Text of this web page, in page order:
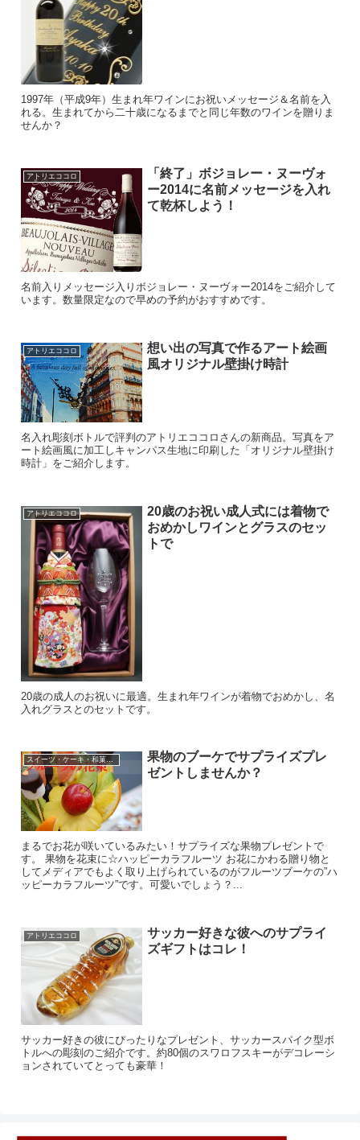
1997年（平成9年）生まれ年ワインにお祝いメッセージ＆名前を入
れる。生まれてから二十歳になるまでと同じ年数のワインを贈りま
せんか？
アトリエココロ
「終了」ボジョレー・ヌーヴォ
ー2014に名前メッセージを入れ
て乾杯しよう！
名前入りメッセージ入りボジョレー・ヌーヴォー2014をご紹介して
います。数量限定なので早めの予約がおすすめです。
アトリエココロ
想い出の写真で作るアート絵画
風オリジナル壁掛け時計
名入れ彫刻ボトルで評判のアトリエココロさんの新商品。写真をア
ート絵画風に加工しキャンパス生地に印刷した「オリジナル壁掛け
時計」をご紹介します。
アトリエココロ
20歳のお祝い成人式には着物で
おめかしワインとグラスのセッ
トで
20歳の成人のお祝いに最適。生まれ年ワインが着物でおめかし、名
入れグラスとのセットです。
スイーツ・ケーキ・和菓子・果物
果物のブーケでサプライズプレ
ゼントしませんか？
まるでお花が咲いているみたい！サプライズな果物プレゼントで
す。 果物を花束に☆ハッピーカラフルーツ お花にかわる贈り物と
してメディアでもよく取り上げられているのがフルーツブーケの”ハ
ッピーカラフルーツ”です。可愛いでしょう？...
アトリエココロ
サッカー好きな彼へのサプライ
ズギフトはコレ！
サッカー好きの彼にぴったりなプレゼント、サッカースパイク型ボ
トルへの彫刻のご紹介です。約80個のスワロフスキーがデコレーシ
ョンされていてとっても豪華！